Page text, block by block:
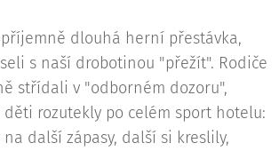
dlouhá herní přestávka,
s naší drobotinou "přežít". Rodiče
střídali v "odborném dozoru",
děti rozutekly po celém sport hotelu:
další zápasy, další si kreslily,